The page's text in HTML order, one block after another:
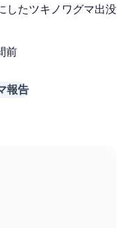
したツキノワグマ出没
前
報告